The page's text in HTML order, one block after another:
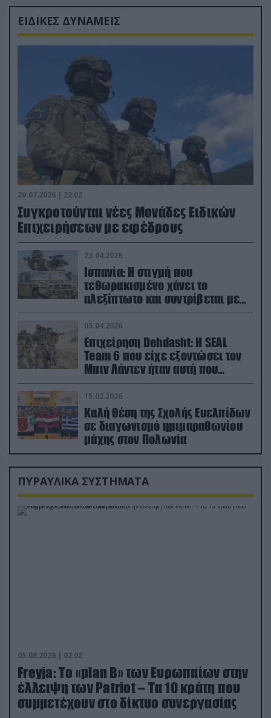
ΕΙΔΙΚΕΣ ΔΥΝΑΜΕΙΣ
29.07.2026 | 22:02
Συγκροτούνται νέες Μονάδες Ειδικών
Επιχειρήσεων με εφέδρους
23.04.2026
Ισπανία: Η στιγμή που
τεθωρακισμένο χάνει το
αλεξίπτωτο και συντρίβεται με
ορμή στο έδαφος (βίντεο)
05.04.2026
Επιχείρηση Dehdasht: Η SEAL
Team 6 που είχε εξοντώσει τον
Μπιν Λάντεν ήταν αυτή που
διέσωσε τον πιλότο του F-15
15.02.2026
Καλή θέση της Σχολής Ευελπίδων
σε διαγωνισμό ημιμαραθωνίου
μάχης στον Πολωνία
ΠΥΡΑΥΛΙΚΑ ΣΥΣΤΗΜΑΤΑ
05.08.2026 | 02:02
Freyja: Το «plan Β» των Ευρωπαίων στην
έλλειψη των Patriot – Τα 10 κράτη που
συμμετέχουν στο δίκτυο συνεργασίας